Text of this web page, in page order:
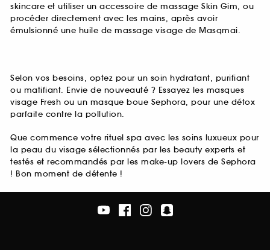
skincare et utiliser un accessoire de massage Skin Gim, ou
procéder directement avec les mains, après avoir
émulsionné une huile de massage visage de Masqmai.
Selon vos besoins, optez pour un soin hydratant, purifiant
ou matifiant. Envie de nouveauté ? Essayez les masques
visage Fresh ou un masque boue Sephora, pour une détox
parfaite contre la pollution.
Que commence votre rituel spa avec les soins luxueux pour
la peau du visage sélectionnés par les beauty experts et
testés et recommandés par les make-up lovers de Sephora
! Bon moment de détente !